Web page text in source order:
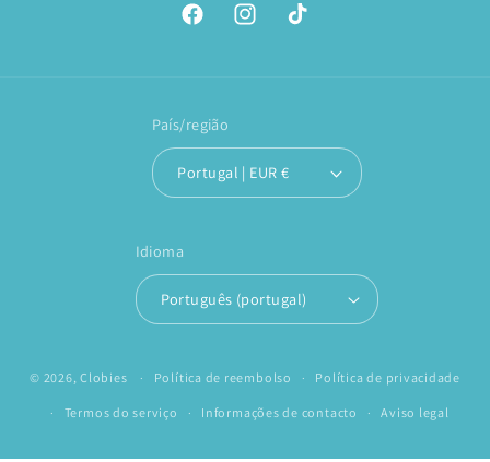
FacebookInstagramTikTok
País/região
Portugal | EUR €
Idioma
Português (portugal)
© 2026,Clobies Política de reembolso Política de privacidade
Termos do serviço Informações de contacto Aviso legal